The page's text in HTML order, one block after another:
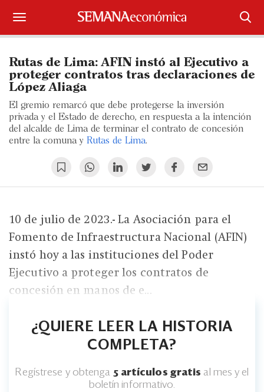
Iniciar sesión
Portada
¿Qué está pasando?
Legal y Política
Blogs
Ranking CEO
Edición Impresa
Rutas de Lima: AFIN instó al Ejecutivo a
proteger contratos tras declaraciones de
López Aliaga
El gremio remarcó que debe protegerse la inversión
privada y el Estado de derecho, en respuesta a la intención
del alcalde de Lima de terminar el contrato de concesión
entre la comuna y Rutas de Lima.
10 de julio de 2023.- La Asociación para el
Fomento de Infraestructura Nacional (AFIN)
instó hoy a las instituciones del Poder
Ejecutivo a proteger los contratos de
concesión en manos de e...
¿QUIERE LEER LA HISTORIA
COMPLETA?
Regístrese y obtenga 5 artículos gratis al mes y el
boletín informativo.